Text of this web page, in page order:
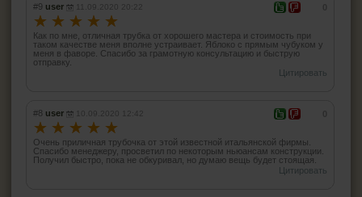
#9 user 11.09.2020 20:22
☆ ☆ ☆ ☆ ☆
Как по мне, отличная трубка от хорошего мастера и стоимость при
таком качестве меня вполне устраивает. Яблоко с прямым чубуком у
меня в фаворе. Спасибо за грамотную консультацию и быструю
отправку.
Цитировать
#8 user 10.09.2020 12:42
☆ ☆ ☆ ☆ ☆
Очень приличная трубочка от этой известной итальянской фирмы.
Спасибо менеджеру, просветил по некоторым ньюансам конструкции.
Получил быстро, пока не обкуривал, но думаю вещь будет стоящая.
Цитировать